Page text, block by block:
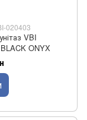
020403
VBI
ONYX